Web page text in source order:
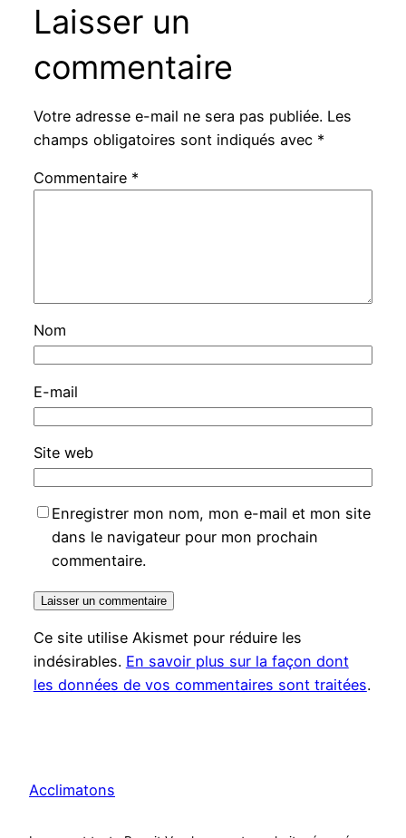
Laisser un
commentaire
Votre adresse e-mail ne sera pas publiée. Les
champs obligatoires sont indiqués avec *
Commentaire *
Nom
E-mail
Site web
Enregistrer mon nom, mon e-mail et mon site
dans le navigateur pour mon prochain
commentaire.
Ce site utilise Akismet pour réduire les
indésirables. En savoir plus sur la façon dont
les données de vos commentaires sont traitées.
Acclimatons